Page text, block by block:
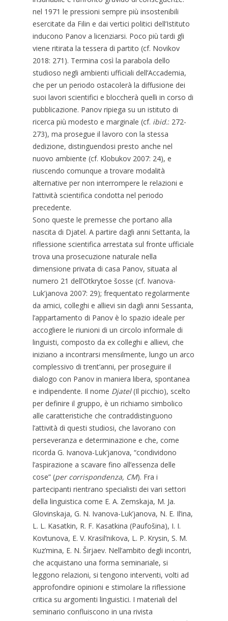
nel 1971 le pressioni sempre più insostenibili
esercitate da Filin e dai vertici politici dell’Istituto
inducono Panov a licenziarsi. Poco più tardi gli
viene ritirata la tessera di partito (cf. Novikov
2018: 271). Termina così la parabola dello
studioso negli ambienti ufficiali dell’Accademia,
che per un periodo ostacolerà la diffusione dei
suoi lavori scientifici e bloccherà quelli in corso di
pubblicazione. Panov ripiega su un istituto di
ricerca più modesto e marginale (cf. ibid.: 272-
273), ma prosegue il lavoro con la stessa
dedizione, distinguendosi presto anche nel
nuovo ambiente (cf. Klobukov 2007: 24), e
riuscendo comunque a trovare modalità
alternative per non interrompere le relazioni e
l’attività scientifica condotta nel periodo
precedente.
Sono queste le premesse che portano alla
nascita di Djatel. A partire dagli anni Settanta, la
riflessione scientifica arrestata sul fronte ufficiale
trova una prosecuzione naturale nella
dimensione privata di casa Panov, situata al
numero 21 dell’Otkrytoe šosse (cf. Ivanova-
Luk’janova 2007: 29); frequentato regolarmente
da amici, colleghi e allievi sin dagli anni Sessanta,
l’appartamento di Panov è lo spazio ideale per
accogliere le riunioni di un circolo informale di
linguisti, composto da ex colleghi e allievi, che
iniziano a incontrarsi mensilmente, lungo un arco
complessivo di trent’anni, per proseguire il
dialogo con Panov in maniera libera, spontanea
e indipendente. Il nome Djatel(Il picchio), scelto
per definire il gruppo, è un richiamo simbolico
alle caratteristiche che contraddistinguono
l’attività di questi studiosi, che lavorano con
perseveranza e determinazione e che, come
ricorda G. Ivanova-Luk’janova, “condividono
l’aspirazione a scavare fino all’essenza delle
cose” (per corrispondenza, CM). Fra i
partecipanti rientrano specialisti dei vari settori
della linguistica come E. A. Zemskaja, M. Ja.
Glovinskaja, G. N. Ivanova-Luk’janova, N. E. Il’ina,
L. L. Kasatkin, R. F. Kasatkina (Paufošina), I. I.
Kovtunova, E. V. Krasil’nikova, L. P. Krysin, S. M.
Kuz’mina, E. N. Širjaev. Nell’ambito degli incontri,
che acquistano una forma seminariale, si
leggono relazioni, si tengono interventi, volti ad
approfondire opinioni e stimolare la riflessione
critica su argomenti linguistici. I materiali del
seminario confluiscono in una rivista